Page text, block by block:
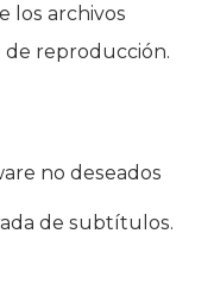
los archivos
de reproducción.
no deseados
de subtítulos.